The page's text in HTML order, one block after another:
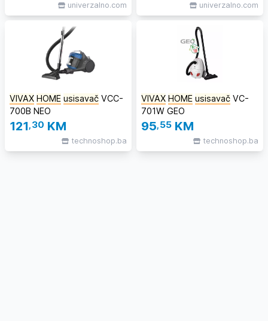
univerzalno.com univerzalno.com
VIVAX HOME usisavač VCC-
700B NEO
121,30 KM
technoshop.ba
VIVAX HOME usisavač VC-
701W GEO
95,55 KM
technoshop.ba